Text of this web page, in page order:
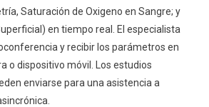
Saturación de Oxigeno en Sangre; y
en tiempo real. El especialista
y recibir los parámetros en
o dispositivo móvil. Los estudios
enviarse para una asistencia a